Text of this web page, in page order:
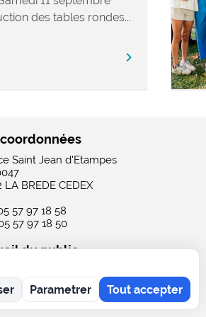
des tables rondes...
chevron_right
Saint Jean d'Etampes
LA BREDE CEDEX
57 97 18 58
57 97 18 50
du public
au vendredi : 9h - 12h / 15h - 19h
: 9h - 12h
Parametrer Tout accepter